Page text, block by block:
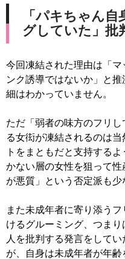
「パキちゃん
グしていた」批
今回凍結された理由は「マ
ンク誘導ではないか」と
細はわかっていません。
ただ「弱者の味方のフリ
る女衒が凍結されるのは
トをまともだと支持する
かない層の女性を狙って
が悪質」という否定派も少
また未成年者に寄り添う
けるグルーミング、つま
人を批判する発言をして
が、自身は未成年者が年